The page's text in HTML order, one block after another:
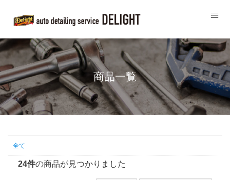
商品一覧
全て
24件の商品が見つかりました